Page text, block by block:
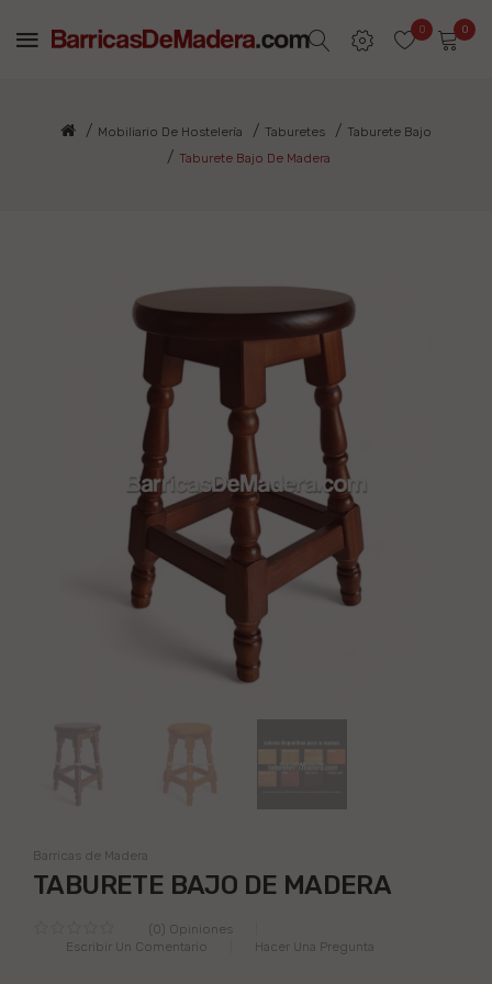
0 0
Mobiliario De Hostelería Taburetes
Taburete Bajo
Taburete Bajo De Madera
Barricas de Madera
TABURETE BAJO DE MADERA
(0) Opiniones
Escribir Un Comentario
Hacer Una Pregunta